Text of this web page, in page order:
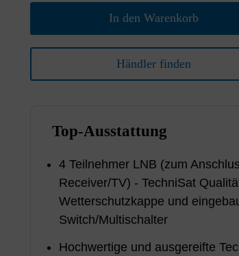
In den Warenkorb
Händler finden
Top-Ausstattung
4 Teilnehmer LNB (zum
Receiver/TV) - TechniSat
Wetterschutzkappe und
Switch/Multischalter
Hochwertige und ausgereifte